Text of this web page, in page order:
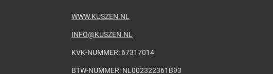
WWW.KUSZEN.NL
INFO@KUSZEN.NL
KVK-NUMMER: 67317014
BTW-NUMMER: NL002322361B93